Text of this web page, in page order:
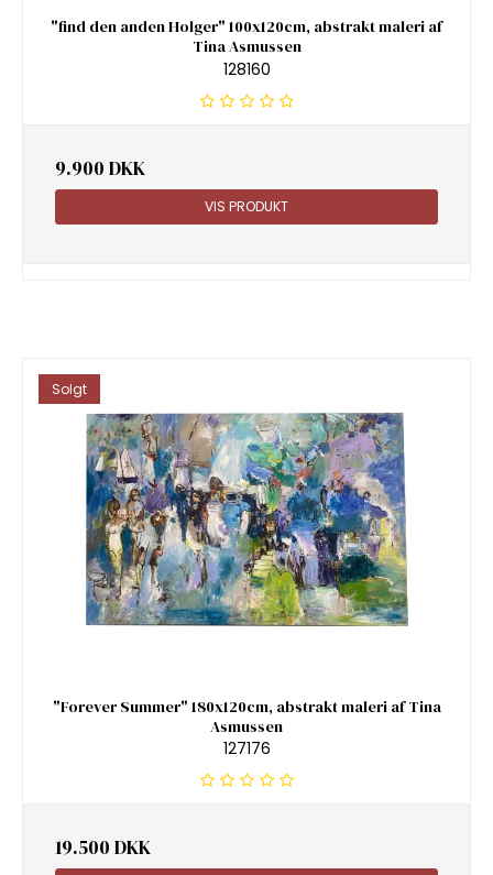
"find den anden Holger" 100x120cm, abstrakt maleri af
Tina Asmussen
128160
9.900 DKK
VIS PRODUKT
Solgt
"Forever Summer" 180x120cm, abstrakt maleri af Tina
Asmussen
127176
19.500 DKK